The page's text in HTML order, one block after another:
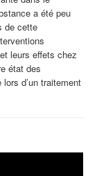
a été peu
de cette
leurs effets chez
état des
d’un traitement